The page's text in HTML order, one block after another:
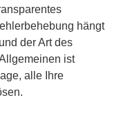
hängt
der Art des
ist
alle Ihre